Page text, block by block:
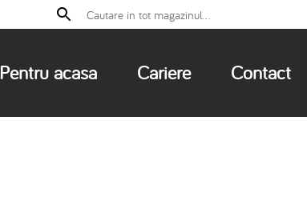
Pentru acasa Cariere Contact